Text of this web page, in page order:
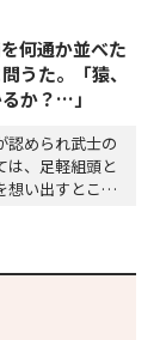
を何通か並べた
うた。「猿、
か？…」
認められ武士の
は、足軽組頭と
想い出すとこん
…